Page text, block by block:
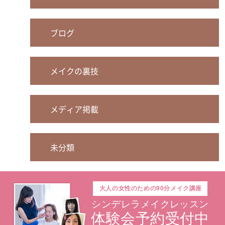
ブログ
メイクの裏技
メディア掲載
未分類
大人の女性のための90分メイク講座
シンデレラメイクレッスン
体験会予約受付中